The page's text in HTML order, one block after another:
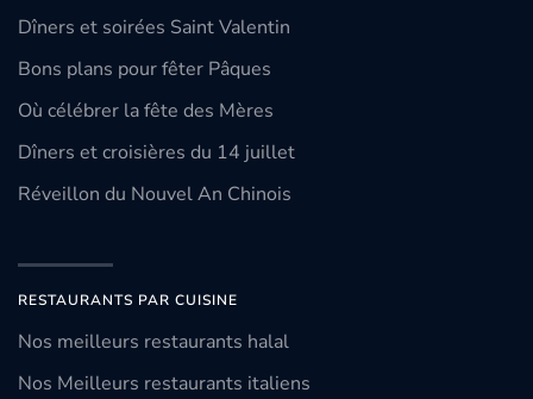
Dîners et soirées Saint Valentin
Bons plans pour fêter Pâques
Où célébrer la fête des Mères
Dîners et croisières du 14 juillet
Réveillon du Nouvel An Chinois
RESTAURANTS PAR CUISINE
Nos meilleurs restaurants halal
Nos Meilleurs restaurants italiens